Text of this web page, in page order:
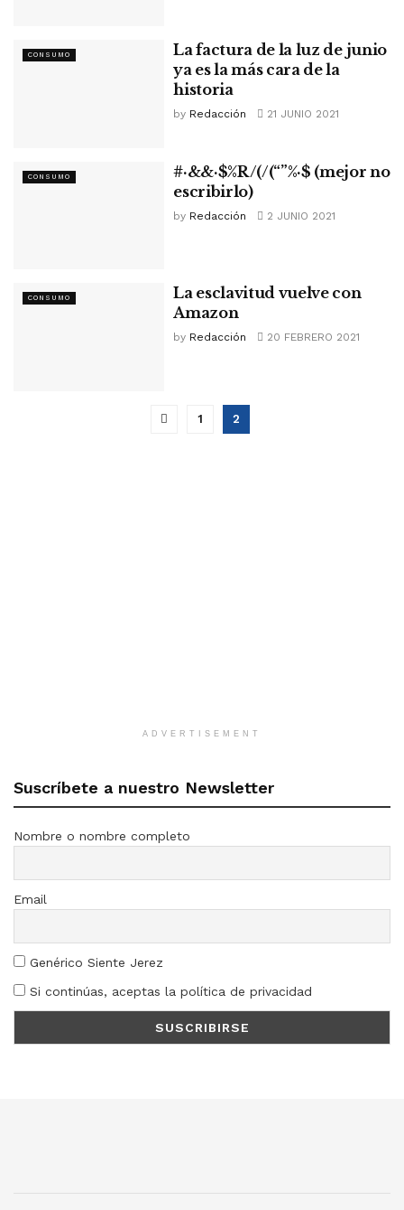
CONSUMO
La factura de la luz de junio
ya es la más cara de la
historia
by Redacción 21 JUNIO 2021
CONSUMO
#·&&·$%R/(/(“”%·$ (mejor no
escribirlo)
by Redacción 2 JUNIO 2021
CONSUMO
La esclavitud vuelve con
Amazon
by Redacción 20 FEBRERO 2021
1 2
ADVERTISEMENT
Suscríbete a nuestro Newsletter
Nombre o nombre completo
Email
Genérico Siente Jerez
Si continúas, aceptas la política de privacidad